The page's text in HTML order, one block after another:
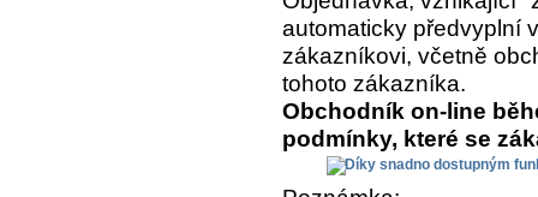
automaticky předvyplní
zákazníkovi, včetně
tohoto zákazníka.
Obchodník on-line
podmínky, které se